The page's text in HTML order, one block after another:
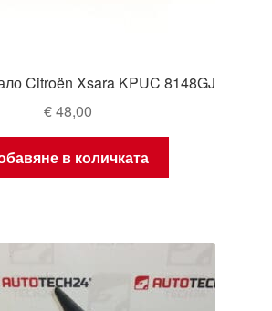
Citroën Xsara KPUC 8148GJ
€48,00
в количката